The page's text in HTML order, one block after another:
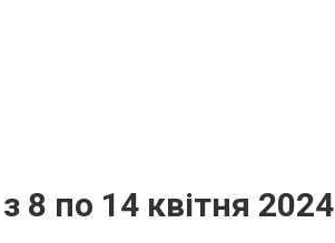
8 по 14 квітня 2024